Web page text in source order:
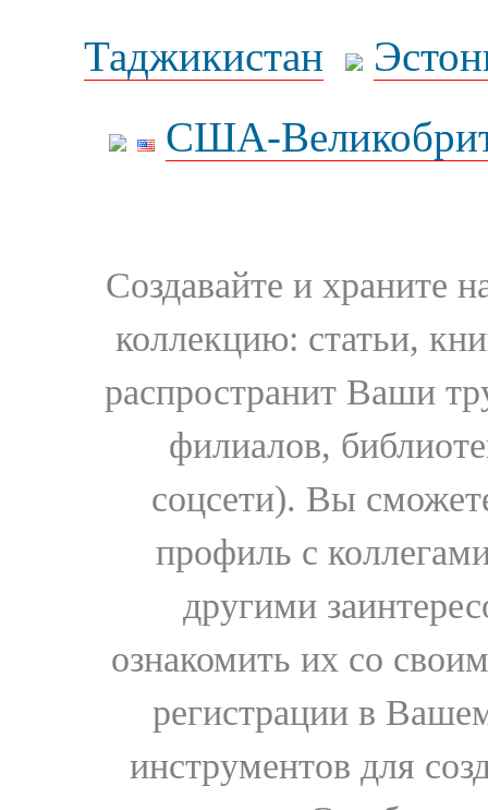
Таджикистан
США-
Создавайте и храните
коллекцию: статьи,
распространит Ваши
филиалов,
соцсети). Вы
профиль с
другими
ознакомить их со
регистрации в
инструментов для